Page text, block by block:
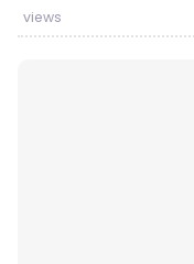
views